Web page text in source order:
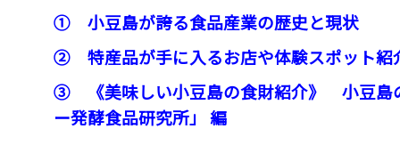
① 小豆島が誇る食品産業の歴史と現状
② 特産品が手に入るお店や体験スポット紹
③
《美味しい小豆島の食財紹介》 小豆
ー発酵食品研究所」 編